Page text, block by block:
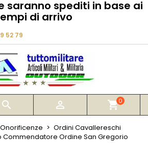
saranno spediti in base ai
di arrivo
52 79
  shopping_cart0
Ordini Cavallereschi
Commendatore Ordine San Gregorio
dei desideri
Annulla Crea lista dei desideri
l'accesso per salvare dei
lista dei desideri.
Annulla